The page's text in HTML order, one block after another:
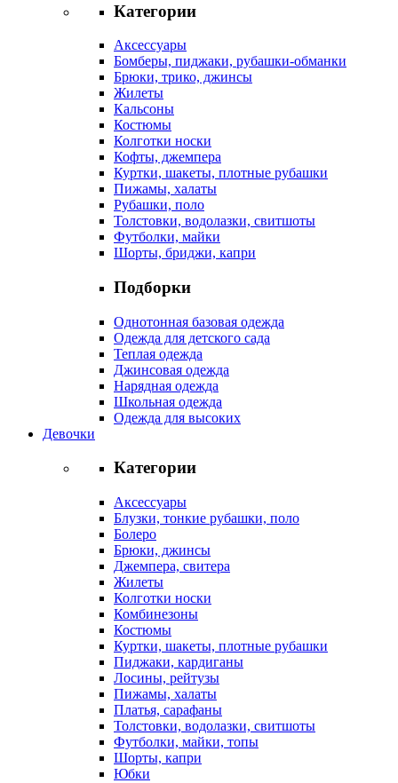
Категории
Аксессуары
Бомберы, пиджаки, рубашки-обманки
Брюки, трико, джинсы
Жилеты
Кальсоны
Костюмы
Колготки носки
Кофты, джемпера
Куртки, шакеты, плотные рубашки
Пижамы, халаты
Рубашки, поло
Толстовки, водолазки, свитшоты
Футболки, майки
Шорты, бриджи, капри
Подборки
Однотонная базовая одежда
Одежда для детского сада
Теплая одежда
Джинсовая одежда
Нарядная одежда
Школьная одежда
Одежда для высоких
Девочки
Категории
Аксессуары
Блузки, тонкие рубашки, поло
Болеро
Брюки, джинсы
Джемпера, свитера
Жилеты
Колготки носки
Комбинезоны
Костюмы
Куртки, шакеты, плотные рубашки
Пиджаки, кардиганы
Лосины, рейтузы
Пижамы, халаты
Платья, сарафаны
Толстовки, водолазки, свитшоты
Футболки, майки, топы
Шорты, капри
Юбки